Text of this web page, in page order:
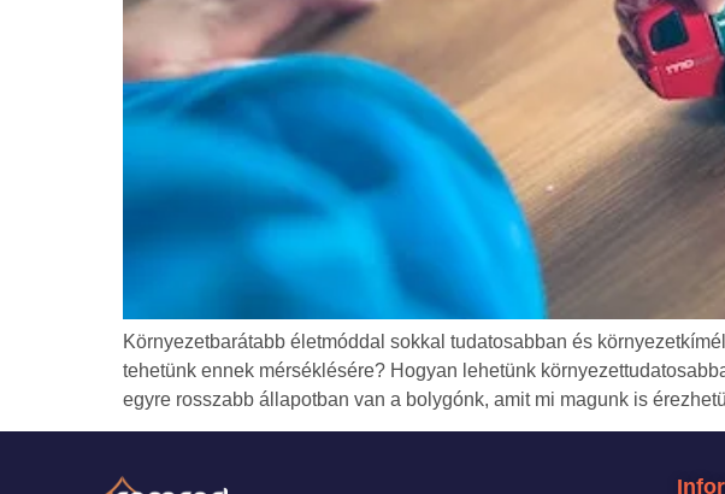
Környezetbarátabb életmóddal sokkal tudatosabban és
tehetünk ennek mérséklésére? Hogyan lehetünk
egyre rosszabb állapotban van a bolygónk, amit mi magunk is